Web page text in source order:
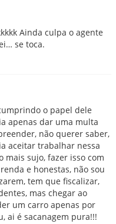
Ainda culpa o agente
se toca.
o papel dele
apenas dar uma multa
não querer saber,
aceitar trabalhar nessa
mais sujo, fazer isso com
e honestas, não sou
tem que fiscalizar,
mas chegar ao
um carro apenas por
ai é sacanagem pura!!!